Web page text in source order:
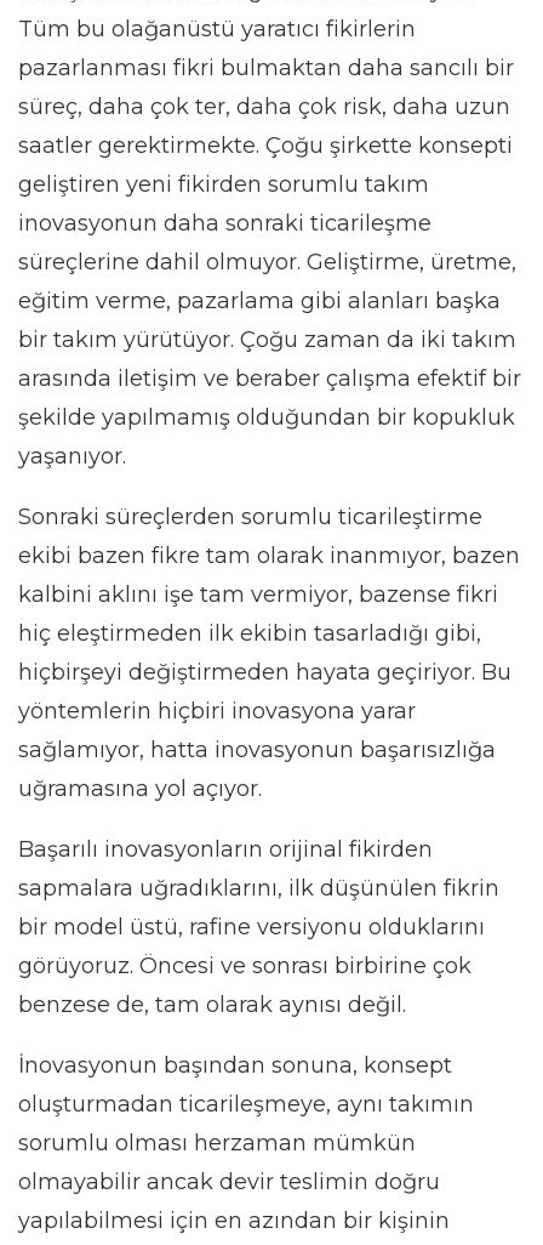
Tüm bu olağanüstü yaratıcı fikirlerin
pazarlanması fikri bulmaktan daha sancılı bir
süreç, daha çok ter, daha çok risk, daha uzun
saatler gerektirmekte. Çoğu şirkette konsepti
geliştiren yeni fikirden sorumlu takım
inovasyonun daha sonraki ticarileşme
süreçlerine dahil olmuyor. Geliştirme, üretme,
eğitim verme, pazarlama gibi alanları başka
bir takım yürütüyor. Çoğu zaman da iki takım
arasında iletişim ve beraber çalışma efektif bir
şekilde yapılmamış olduğundan bir kopukluk
yaşanıyor.
Sonraki süreçlerden sorumlu ticarileştirme
ekibi bazen fikre tam olarak inanmıyor, bazen
kalbini aklını işe tam vermiyor, bazense fikri
hiç eleştirmeden ilk ekibin tasarladığı gibi,
hiçbirşeyi değiştirmeden hayata geçiriyor. Bu
yöntemlerin hiçbiri inovasyona yarar
sağlamıyor, hatta inovasyonun başarısızlığa
uğramasına yol açıyor.
Başarılı inovasyonların orijinal fikirden
sapmalara uğradıklarını, ilk düşünülen fikrin
bir model üstü, rafine versiyonu olduklarını
görüyoruz. Öncesi ve sonrası birbirine çok
benzese de, tam olarak aynısı değil.
İnovasyonun başından sonuna, konsept
oluşturmadan ticarileşmeye, aynı takımın
sorumlu olması herzaman mümkün
olmayabilir ancak devir teslimin doğru
yapılabilmesi için en azından bir kişinin